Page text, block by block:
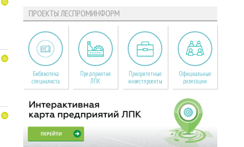
ПРОЕКТЫ ЛЕСПРОМИНФОРМ
Библиотека
специалиста
Предприятия
ЛПК
Приоритетные
инвестпроекты
Официальные
делегации